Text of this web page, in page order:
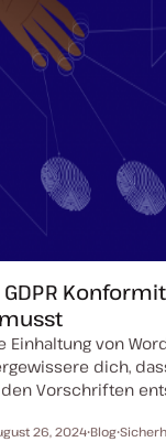
Einhaltung von
dich,
Vorschriften
26, 2024 Blog